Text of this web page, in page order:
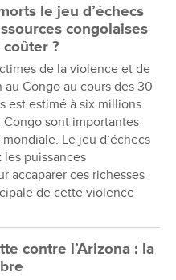
le jeu d’échecs
congolaises
?
de la violence et de
au Congo au cours des 30
est estimé à six millions.
Congo sont importantes
Le jeu d’échecs
puissances
accaparer ces richesses
de cette violence
contre l’Arizona : la